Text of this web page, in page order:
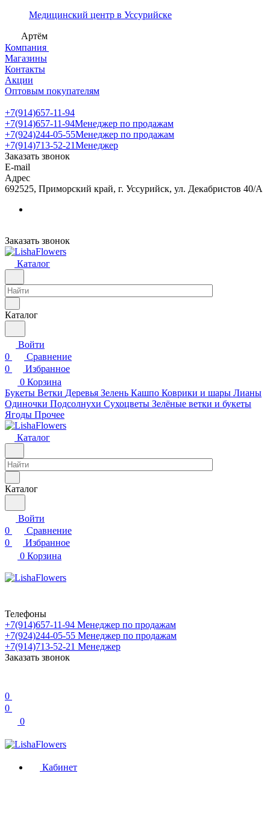
Медицинский центр в Уссурийске
Артём
Компания
Магазины
Контакты
Акции
Оптовым покупателям
+7(914)657-11-94
+7(914)657-11-94Менеджер по продажам
+7(924)244-05-55Менеджер по продажам
+7(914)713-52-21Менеджер
Заказать звонок
E-mail
Адрес
692525, Приморский край, г. Уссурийск, ул. Декабристов 40/А
Заказать звонок
Каталог
Каталог
Войти
0
Сравнение
0
Избранное
0 Корзина
Букеты Ветки Деревья Зелень Кашпо Коврики и шары Лианы
Одиночки Подсолнухи Сухоцветы Зелёные ветки и букеты
Ягоды Прочее
Каталог
Каталог
Войти
0
Сравнение
0
Избранное
0 Корзина
Телефоны
+7(914)657-11-94 Менеджер по продажам
+7(924)244-05-55 Менеджер по продажам
+7(914)713-52-21 Менеджер
Заказать звонок
0
0
0
Кабинет